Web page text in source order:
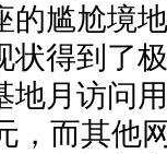
的尴尬境
状得到了
地月访问
，而其他